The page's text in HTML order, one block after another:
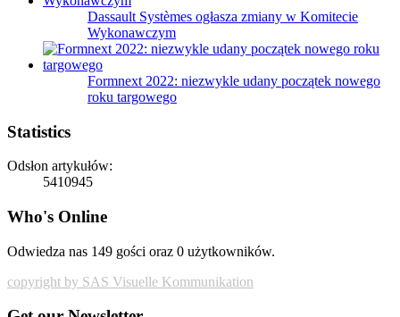
Dassault Systèmes ogłasza zmiany w Komitecie
Wykonawczym
Formnext 2022: niezwykle udany początek nowego
roku targowego
Statistics
Odsłon artykułów:
5410945
Who's Online
Odwiedza nas 149 gości oraz 0 użytkowników.
copyright by SAS Visuelle Kommunikation